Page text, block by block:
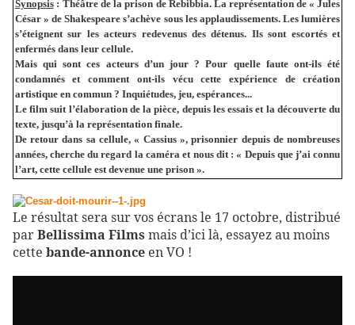
Synopsis: Théâtre de la prison de Rebibbia. La représentation de « Jules
César » de Shakespeare s’achève sous les applaudissements. Les lumières
s’éteignent sur les acteurs redevenus des détenus. Ils sont escortés et
enfermés dans leur cellule.
Mais qui sont ces acteurs d’un jour ? Pour quelle faute ont-ils été
condamnés et comment ont-ils vécu cette expérience de création
artistique en commun ? Inquiétudes, jeu, espérances...
Le film suit l’élaboration de la pièce, depuis les essais et la découverte du
texte, jusqu’à la représentation finale.
De retour dans sa cellule, « Cassius », prisonnier depuis de nombreuses
années, cherche du regard la caméra et nous dit : « Depuis que j’ai connu
l’art, cette cellule est devenue une prison ».
Le résultat sera sur vos écrans le 17 octobre, distribué
parBellissima Films mais d’ici là, essayez au moins
cette bande-annonce en VO !